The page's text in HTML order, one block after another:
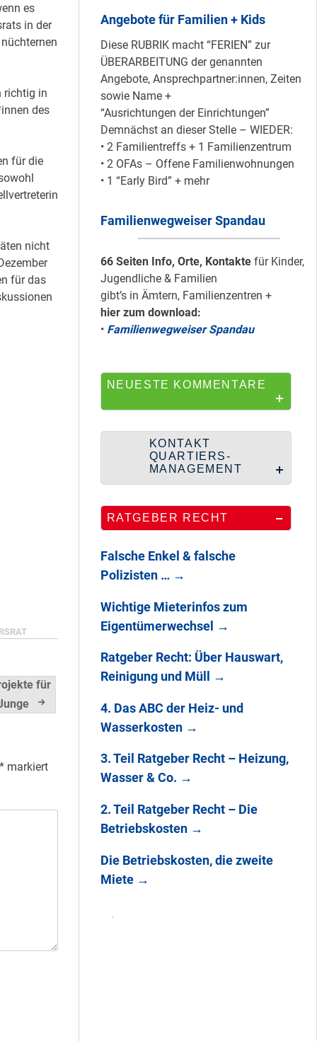
es
in der
richtig in
des
für die
nicht
für das
für
markiert
Angebote für Familien + Kids
Diese RUBRIK macht “FERIEN” zur
ÜBERARBEITUNG der genannten
Angebote, Ansprechpartner:innen, Zeiten
sowie Name +
“Ausrichtungen der Einrichtungen”
Demnächst an dieser Stelle – WIEDER:
• 2 Familientreffs + 1 Familienzentrum
• 2 OFAs – Offene Familienwohnungen
• 1 “Early Bird” + mehr
Familienwegweiser Spandau
66 Seiten Info, Orte, Kontakte für Kinder,
Jugendliche & Familien
gibt’s in Ämtern, Familienzentren +
hier zum download:
• Familienwegweiser Spandau
NEUESTE KOMMENTARE
KONTAKT
QUARTIERS-
MANAGEMENT
RATGEBER RECHT
Falsche Enkel & falsche
Polizisten … →
Wichtige Mieterinfos zum
Eigentümerwechsel →
Ratgeber Recht: Über Hauswart,
Reinigung und Müll
→
4. Das ABC der Heiz- und
Wasserkosten →
3. Teil Ratgeber Recht – Heizung,
Wasser & Co. →
2. Teil Ratgeber Recht – Die
Betriebskosten →
Die Betriebskosten, die zweite
Miete →
Silber für
Bildungsnetz
Heerstraße
HipHop-Video: Das
ist Mein Viertel!
Mit Mieter-Kohle
errichtet
Wie Staaken zu
Heerstraße
Endlich: So war
DAS
STADTTEILFEST
2025